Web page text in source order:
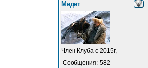
Медет
Член Клуба с 2015г,
Сообщения: 582